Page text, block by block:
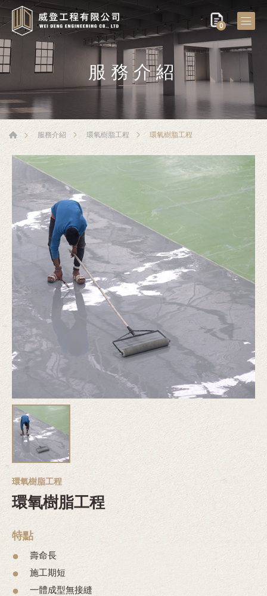
0
服務介紹
服務介紹 環氧樹脂工程 環氧樹脂工程
環氧樹脂工程
環氧樹脂工程
特點
壽命長
施工期短
一體成型無接縫